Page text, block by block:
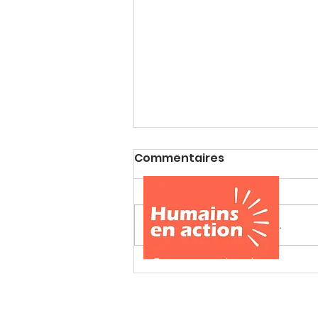
Citation du jour
Commentaires
Rédigez un commentaire...
Devenez partenaire,
ou bénévole Humains en
Envoyez votre candidature